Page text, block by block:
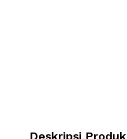
Deskripsi Produk